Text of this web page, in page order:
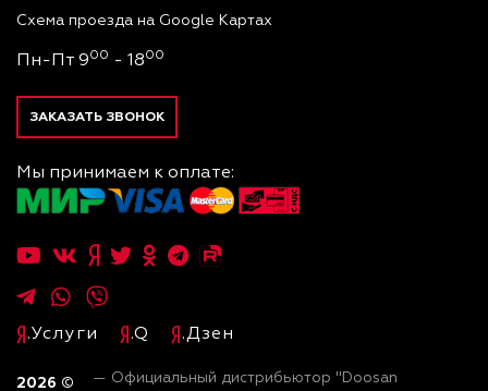
Схема проезда на Google Картах
Пн-Пт 900 - 1800
ЗАКАЗАТЬ ЗВОНОК
Мы принимаем к оплате:
.Услуги .Q .Дзен
2026 © — Официальный дистрибьютор "Doosan